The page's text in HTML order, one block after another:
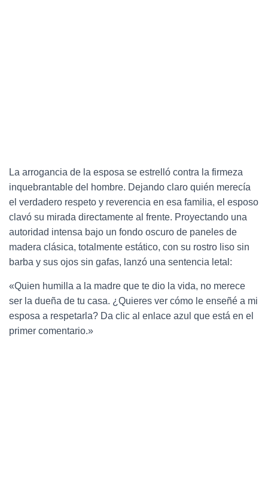
La arrogancia de la esposa se estrelló contra la firmeza
inquebrantable del hombre. Dejando claro quién merecía
el verdadero respeto y reverencia en esa familia, el esposo
clavó su mirada directamente al frente. Proyectando una
autoridad intensa bajo un fondo oscuro de paneles de
madera clásica, totalmente estático, con su rostro liso sin
barba y sus ojos sin gafas, lanzó una sentencia letal:
«Quien humilla a la madre que te dio la vida, no merece
ser la dueña de tu casa. ¿Quieres ver cómo le enseñé a mi
esposa a respetarla? Da clic al enlace azul que está en el
primer comentario.»